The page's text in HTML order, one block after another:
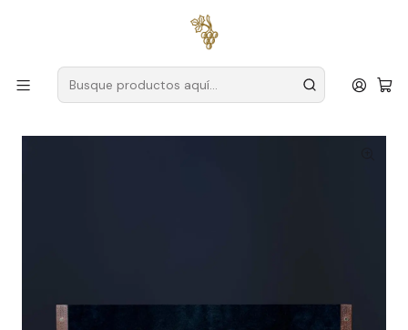
para pedidos superiores a
Productores Duero
Van Zellers
Oporto Van Zellers & Co 100 años 75 cl